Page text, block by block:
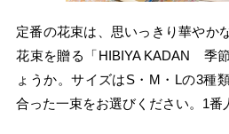
定番の花束は、思いっきり華やか
花束を贈る「HIBIYA KADAN 季
ょうか。サイズはS・M・Lの3種
合った一束をお選びください。1番